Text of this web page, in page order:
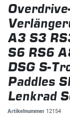
A3 S3
S6 RS6
DSG S-
Paddles
Lenkrad
Artikelnummer 12154